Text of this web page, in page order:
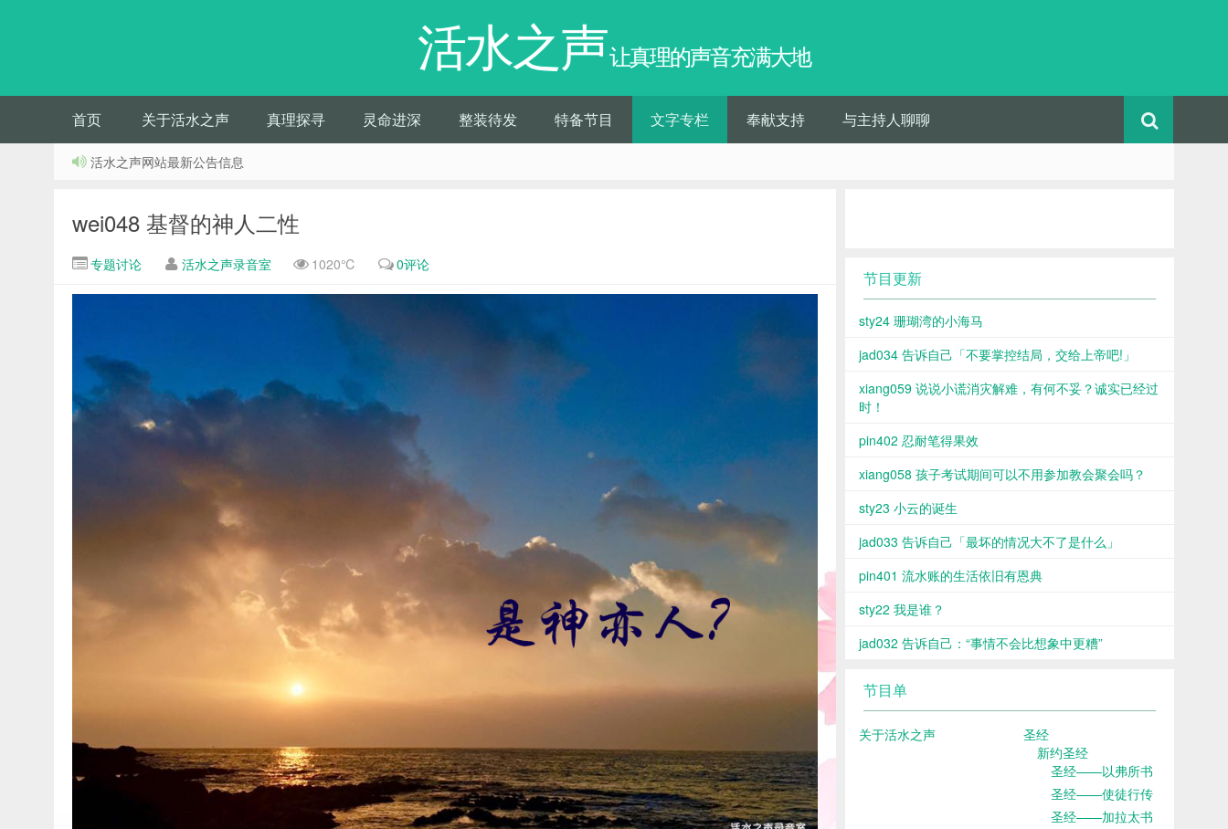
活水之声让真理的声音充满大地
首页 关于活水之声 真理探寻 灵命进深 整装待发 特备节目 文字专栏 奉献支持 与主持人聊聊
活水之声网站最新公告信息
wei048 基督的神人二性
专题讨论 活水之声录音室 1020℃ 0评论
节目更新
sty24 珊瑚湾的小海马
jad034 告诉自己「不要掌控结局，交给上帝吧!」
xiang059 说说小谎消灾解难，有何不妥？诚实已经过
时！
pin402 忍耐笔得果效
xiang058 孩子考试期间可以不用参加教会聚会吗？
sty23 小云的诞生
jad033 告诉自己「最坏的情况大不了是什么」
pin401 流水账的生活依旧有恩典
sty22 我是谁？
jad032 告诉自己：“事情不会比想象中更糟”
节目单
关于活水之声
圣经
新约圣经
圣经——以弗所书
圣经——使徒行传
圣经——加拉太书